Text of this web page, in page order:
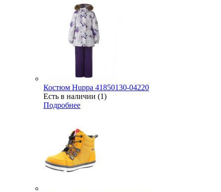
Костюм Huppa 41850130-04220
Есть в наличии (1)
Подробнее